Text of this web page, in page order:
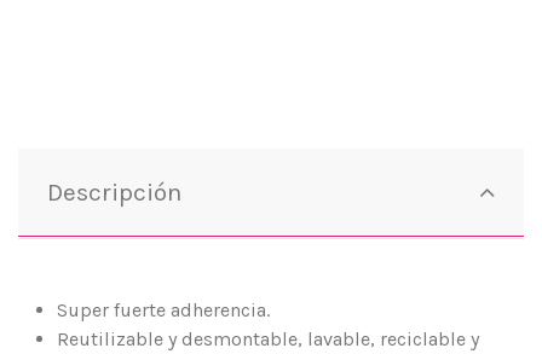
Descripción
Super fuerte adherencia.
Reutilizable y desmontable, lavable, reciclable y